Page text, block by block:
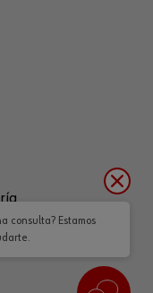
consulta? Estamos